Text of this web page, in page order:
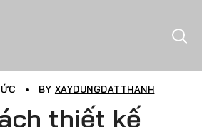
BY XAYDUNGDATTHANH
thiết kế